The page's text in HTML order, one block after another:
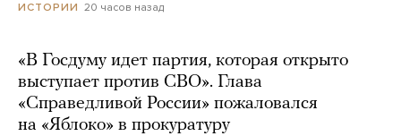
ИСТОРИИ 20 часов назад
«В Госдуму идет партия, которая открыто
выступает против СВО». Глава
«Справедливой России» пожаловался
на «Яблоко» в прокуратуру